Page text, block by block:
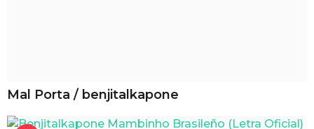
Mal Porta / benjitalkapone